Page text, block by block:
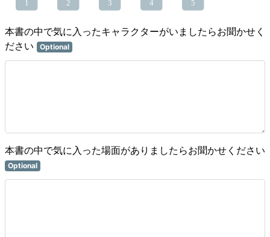
1 2 3 4 5
本書の中で気に入ったキャラクターがいましたらお聞かせく
ださい
Optional
本書の中で気に入った場面がありましたらお聞かせください
Optional